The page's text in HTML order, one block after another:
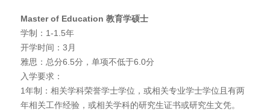
Master of Education 教育学硕士
学制：1-1.5年
开学时间：3月
雅思：总分6.5分，单项不低于6.0分
入学要求：
1年制：相关学科荣誉学士学位，或相关专业学士学位且有两
年相关工作经验，或相关学科的研究生证书或研究生文凭。